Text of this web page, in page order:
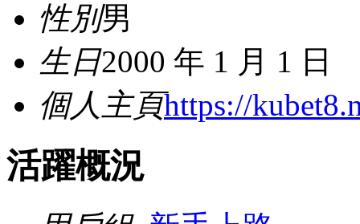
性別男
生日2000 年 1 月 1 日
個人主頁https://
活躍概況